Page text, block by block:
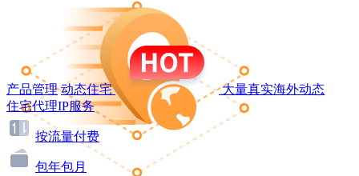
产品管理 动态住宅
大量真实海外动态
住宅代理IP服务
按流量付费
包年包月